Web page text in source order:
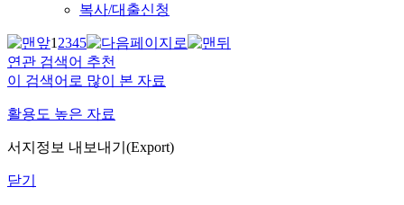
복사/대출신청
12345
연관 검색어 추천
이 검색어로 많이 본 자료
활용도 높은 자료
서지정보 내보내기(Export)
닫기